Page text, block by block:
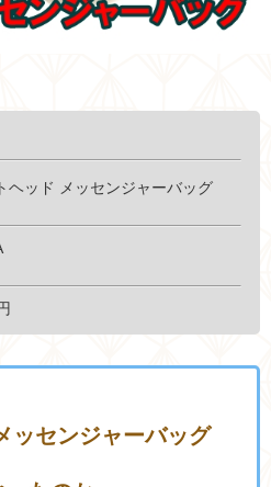
ヘッド メッセンジャーバッグ
ッセンジャーバッグ